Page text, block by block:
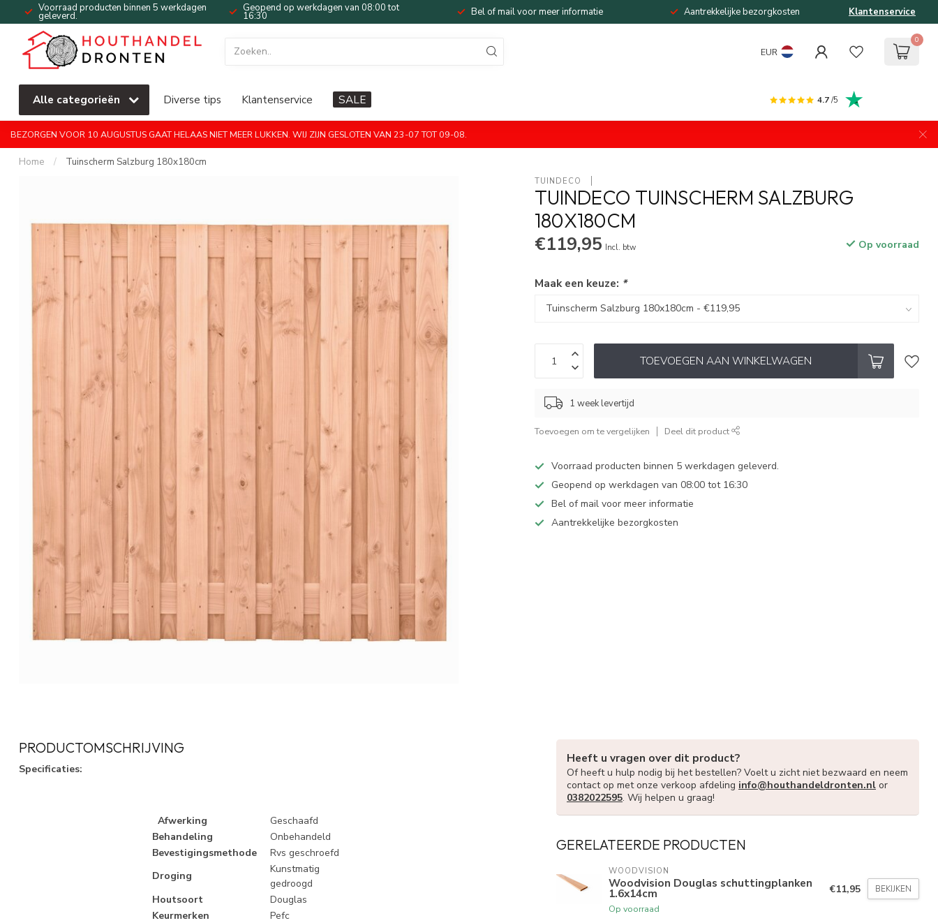
Voorraad producten binnen 5 werkdagen
geleverd.
Geopend op werkdagen van 08:00 tot
16:30 Bel of mail voor meer informatie Aantrekkelijke bezorgkosten Klantenservice
EUR
0
Alle categorieën Diverse tips Klantenservice SALE 4.7/5
BEZORGEN VOOR 10 AUGUSTUS GAAT HELAAS NIET MEER LUKKEN. WIJ ZIJN GESLOTEN VAN 23-07 TOT 09-08.
Home / Tuinscherm Salzburg 180x180cm
TUINDECO
TUINDECO TUINSCHERM SALZBURG
180X180CM
€119,95 Incl. btw Op voorraad
Maak een keuze: *
TOEVOEGEN AAN WINKELWAGEN
1 week levertijd
Toevoegen om te vergelijken Deel dit product
Voorraad producten binnen 5 werkdagen geleverd.
Geopend op werkdagen van 08:00 tot 16:30
Bel of mail voor meer informatie
Aantrekkelijke bezorgkosten
PRODUCTOMSCHRIJVING
Specificaties:
Afwerking
Geschaafd
Behandeling
Onbehandeld
Bevestigingsmethode
Rvs geschroefd
Droging
Kunstmatig
gedroogd
Houtsoort
Douglas
Keurmerken
Pefc
Heeft u vragen over dit product?
Of heeft u hulp nodig bij het bestellen? Voelt u zicht niet bezwaard en neem
contact op met onze verkoop afdeling info@houthandeldronten.nl or
0382022595. Wij helpen u graag!
GERELATEERDE PRODUCTEN
WOODVISION
Woodvision Douglas schuttingplanken
1.6x14cm
Op voorraad
€11,95 BEKIJKEN